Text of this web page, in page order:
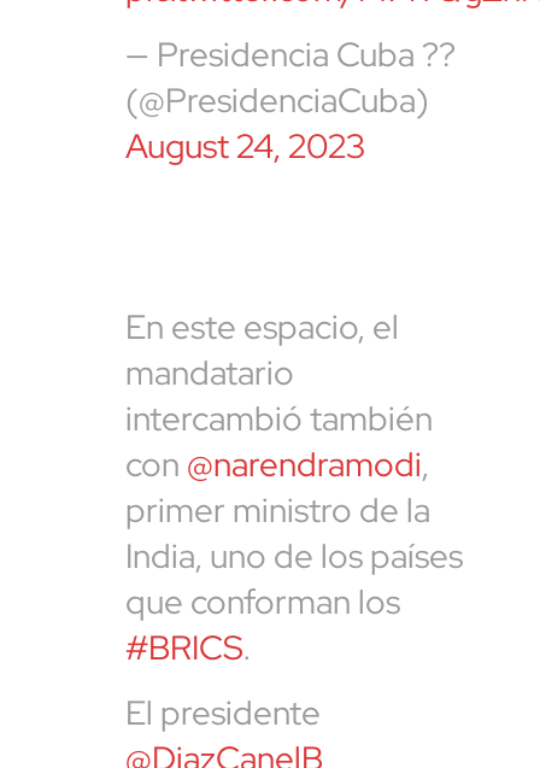
— Presidencia Cuba ??
(@PresidenciaCuba)
August 24, 2023
En este espacio, el
mandatario
intercambió también
con @narendramodi,
primer ministro de la
India, uno de los países
que conforman los
#BRICS.
El presidente
@DiazCanelB